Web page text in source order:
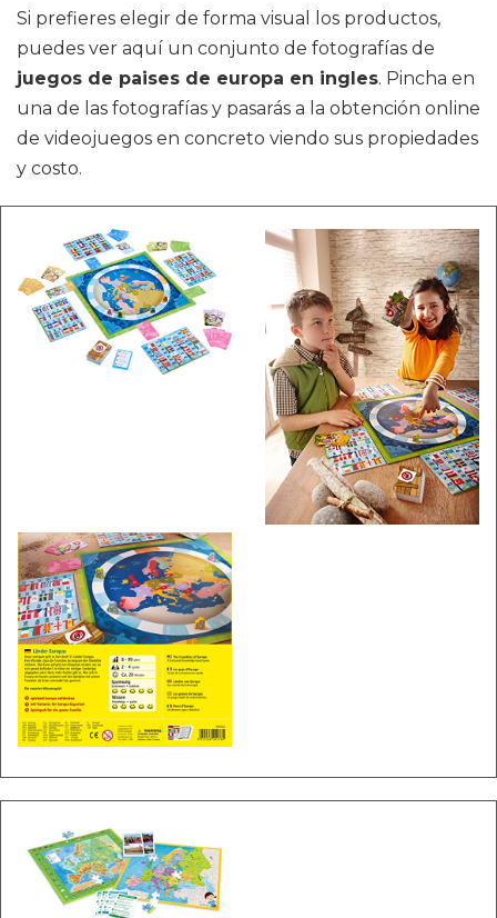
Si prefieres elegir de forma visual los productos,
puedes ver aquí un conjunto de fotografías de
juegos de paises de europa en ingles. Pincha en
una de las fotografías y pasarás a la obtención online
de videojuegos en concreto viendo sus propiedades
y costo.